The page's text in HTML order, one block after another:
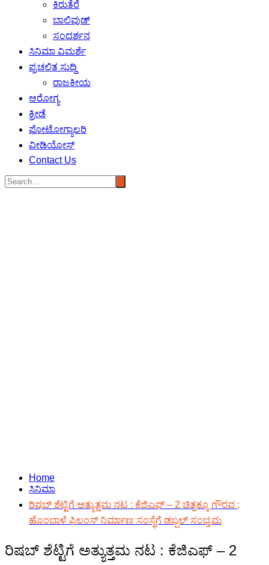
ಕಿರುತೆರೆ
ಬಾಲಿವುಡ್
ಸಂದರ್ಶನ
ಸಿನಿಮಾ ವಿಮರ್ಶೆ
ಪ್ರಚಲಿತ ಸುದ್ದಿ
ರಾಜಕೀಯ
ಆರೋಗ್ಯ
ಕ್ರೀಡೆ
ಫೋಟೋಗ್ಯಾಲರಿ
ವೀಡಿಯೋಸ್
Contact Us
Home
ಸಿನಿಮಾ
ರಿಷಬ್ ಶೆಟ್ಟಿಗೆ ಅತ್ಯುತ್ತಮ ನಟ : ಕೆಜಿಎಫ್ – 2 ಚಿತ್ರಕ್ಕೂ ಗೌರವ ;
ಹೊಂಬಾಳೆ ಫಿಲಂಸ್ ನಿರ್ಮಾಣ ಸಂಸ್ಥೆಗೆ ಡಬ್ಬಲ್ ಸಂಭ್ರಮ
ರಿಷಬ್ ಶೆಟ್ಟಿಗೆ ಅತ್ಯುತ್ತಮ ನಟ : ಕೆಜಿಎಫ್ – 2